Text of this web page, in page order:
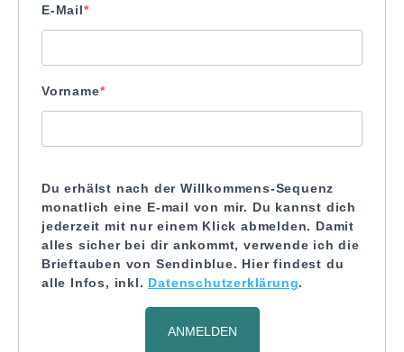
E-Mail
Vorname
Du erhälst nach der Willkommens-Sequenz
monatlich eine E-mail von mir. Du kannst dich
jederzeit mit nur einem Klick abmelden. Damit
alles sicher bei dir ankommt, verwende ich die
Brieftauben von Sendinblue. Hier findest du
alle Infos, inkl. Datenschutzerklärung.
ANMELDEN